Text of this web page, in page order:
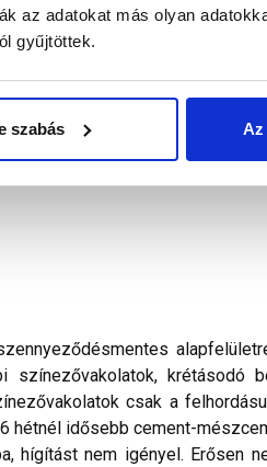
az adatokat más olyan
gyűjtöttek.
szabás Az
végezhetjük el akár
alkalmazható. A
(sima alapfelület esetén).
festésére
színezővakolatok,
csak a
hétnél idősebb cement-
hígítást nem igényel. Erősen